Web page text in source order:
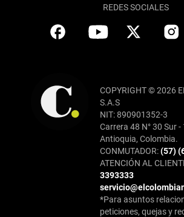
REDES SOCIALES
COPYRIGHT © 2026
S.A.S
NIT: 890901352-3
Carrera 48 N° 30 Sur
Antioquia, Colombia.
CONMUTADOR:(57)
ATENCIÓN AL
3393333
*Para asuntos
peticiones, quejas y